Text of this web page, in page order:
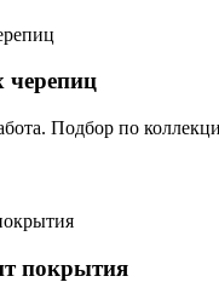
черепиц
Подбор по
покрытия